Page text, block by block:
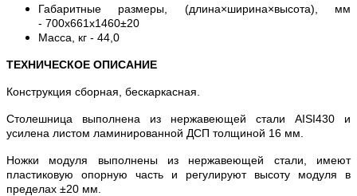
Габаритные размеры, (длина×ширина×высота), мм
- 700х661х1460±20
Масса, кг - 44,0
ТЕХНИЧЕСКОЕ ОПИСАНИЕ
Конструкция сборная, бескаркасная.
Столешница выполнена из нержавеющей стали AISI430 и
усилена листом ламинированной ДСП толщиной 16 мм.
Ножки модуля выполнены из нержавеющей стали, имеют
пластиковую опорную часть и регулируют высоту модуля в
пределах ±20 мм.